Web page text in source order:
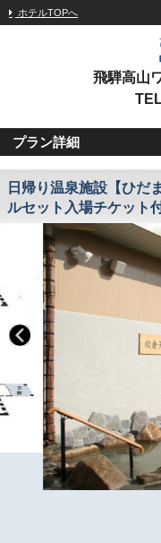
ホテルTOPへ
飛騨高山
プラン詳細
日帰り温泉施設【ひだ
ルセット入場チケット
【